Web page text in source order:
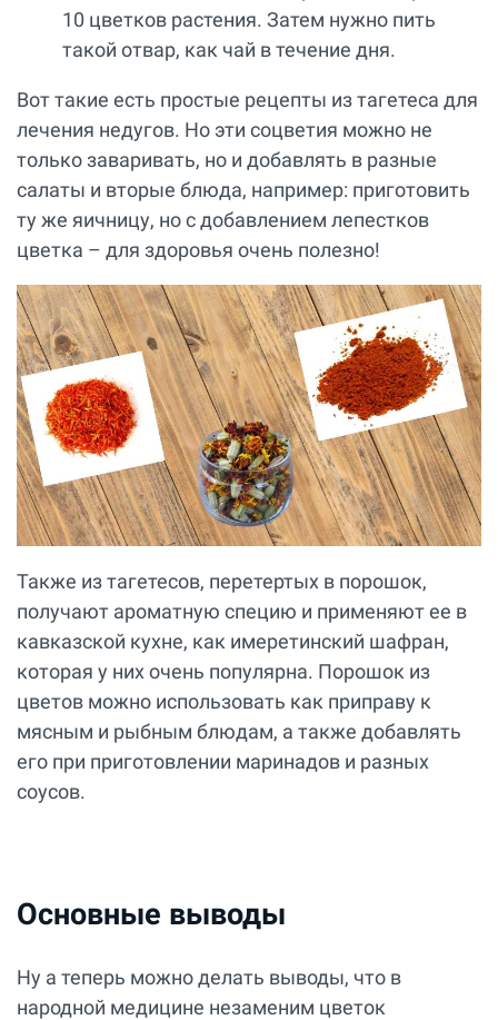
10 цветков растения. Затем нужно пить
такой отвар, как чай в течение дня.
Вот такие есть простые рецепты из тагетеса для
лечения недугов. Но эти соцветия можно не
только заваривать, но и добавлять в разные
салаты и вторые блюда, например: приготовить
ту же яичницу, но с добавлением лепестков
цветка – для здоровья очень полезно!
Также из тагетесов, перетертых в порошок,
получают ароматную специю и применяют ее в
кавказской кухне, как имеретинский шафран,
которая у них очень популярна. Порошок из
цветов можно использовать как приправу к
мясным и рыбным блюдам, а также добавлять
его при приготовлении маринадов и разных
соусов.
Основные выводы
Ну а теперь можно делать выводы, что в
народной медицине незаменим цветок